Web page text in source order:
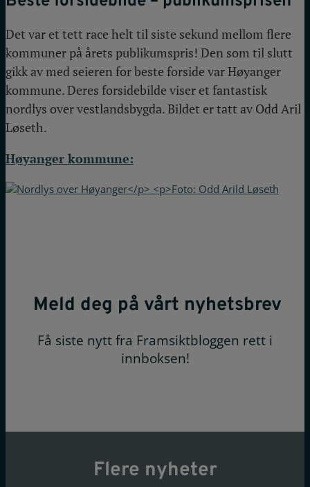
Det var et tett race helt til siste sekund mellom flere
kommuner på årets publikumspris! Den som til slutt
gikk av med seieren for beste forside var Høyanger
kommune. Deres forsidebilde viser et fantastisk
nordlys over vestlandsbygda. Bildet er tatt av Odd Aril
Løseth.
Høyanger kommune:
Meld deg på vårt nyhetsbrev
Få siste nytt fra Framsiktbloggen rett i
innboksen!
Flere nyheter